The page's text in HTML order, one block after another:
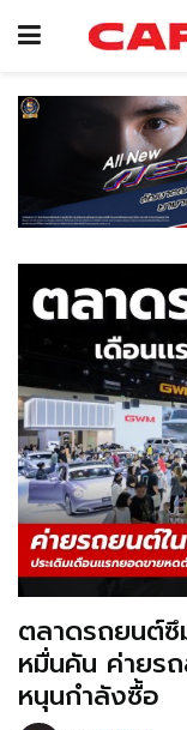
ตลาดรถยนต์ซึ
หมื่นคัน ค่ายร
หนุนกำลังซื้อ